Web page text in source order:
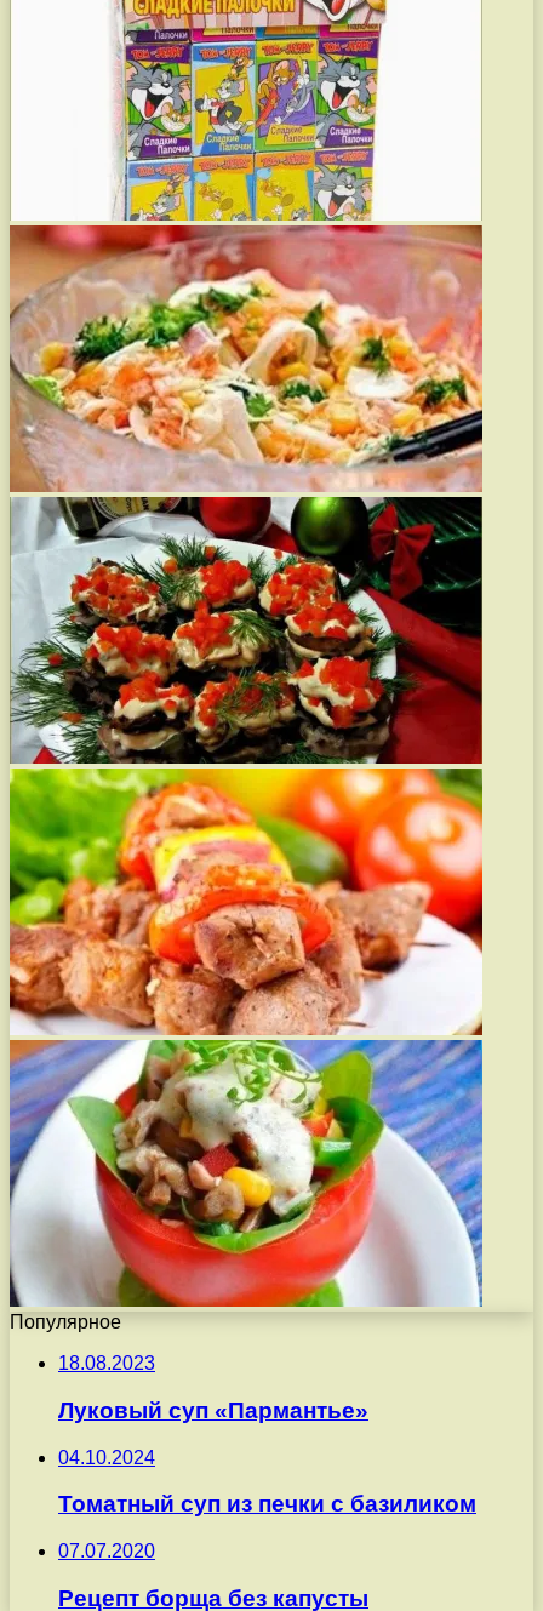
Популярное
18.08.2023
Луковый суп «Пармантье»
04.10.2024
Томатный суп из печки с базиликом
07.07.2020
Рецепт борща без капусты